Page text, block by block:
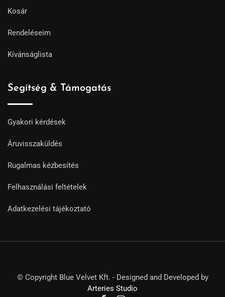
Kosár
Rendeléseim
Kívánságlista
Segítség & Támogatás
Gyakori kérdések
Áruvisszaküldés
Rugalmas kézbesítés
Felhasználási feltételek
Adatkezelési tájékoztató
© Copyright Blue Velvet Kft. - Designed and Developed by
Arteries Studio